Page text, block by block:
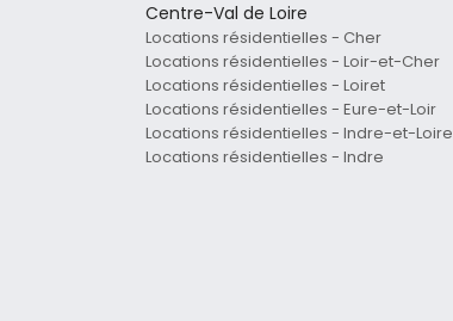
Centre-Val de Loire
Locations résidentielles - Cher
Locations résidentielles - Loir-et-Cher
Locations résidentielles - Loiret
Locations résidentielles - Eure-et-Loir
Locations résidentielles - Indre-et-Loire
Locations résidentielles - Indre